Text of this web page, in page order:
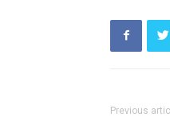
Previous